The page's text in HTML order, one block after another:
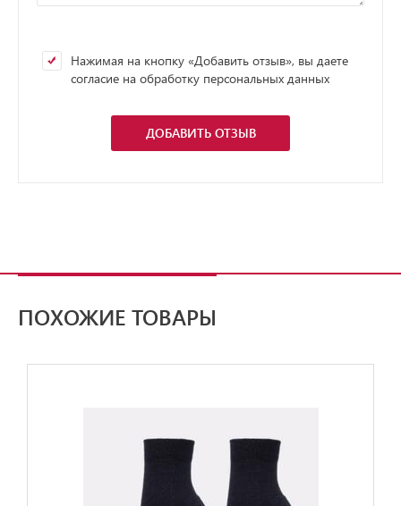
Нажимая на кнопку «Добавить отзыв», вы даете
согласие на обработку персональных данных
ДОБАВИТЬ ОТЗЫВ
ПОХОЖИЕ ТОВАРЫ